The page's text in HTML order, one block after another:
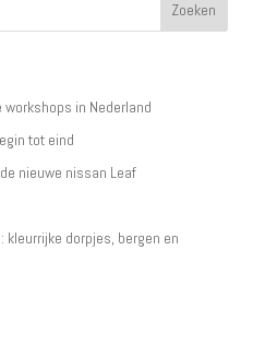
in Nederland
tot eind
nieuwe nissan Leaf
kleurrijke dorpjes, bergen en